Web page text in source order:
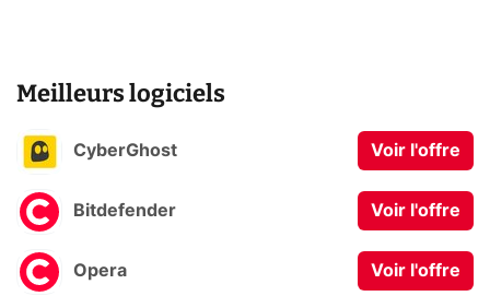
Meilleurs logiciels
CyberGhost Voir l'offre
Bitdefender Voir l'offre
Opera Voir l'offre